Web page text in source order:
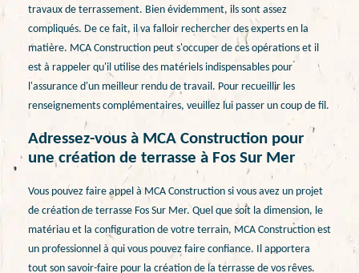
travaux de terrassement. Bien évidemment, ils sont assez
compliqués. De ce fait, il va falloir rechercher des experts en la
matière. MCA Construction peut s'occuper de ces opérations et il
est à rappeler qu'il utilise des matériels indispensables pour
l'assurance d'un meilleur rendu de travail. Pour recueillir les
renseignements complémentaires, veuillez lui passer un coup de fil.
Adressez-vous à MCA Construction pour
une création de terrasse à Fos Sur Mer
Vous pouvez faire appel à MCA Construction si vous avez un projet
de création de terrasse Fos Sur Mer. Quel que soit la dimension, le
matériau et la configuration de votre terrain, MCA Construction est
un professionnel à qui vous pouvez faire confiance. Il apportera
tout son savoir-faire pour la création de la terrasse de vos rêves.